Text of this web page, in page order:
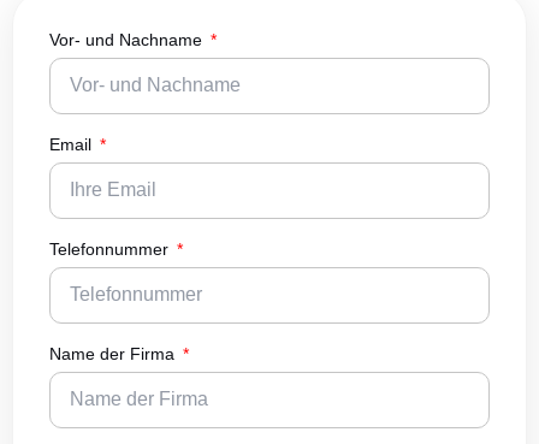
Vor- und Nachname
Email
Telefonnummer
Name der Firma